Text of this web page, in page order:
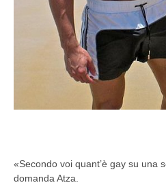
«Secondo voi quant’è gay su una
domanda Atza.